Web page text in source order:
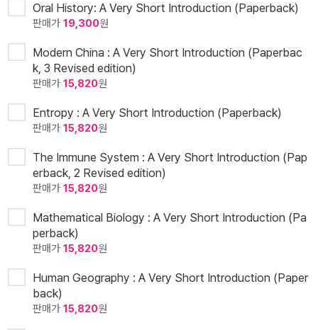
Oral History: A Very Short Introduction (Paperback)
판매가 19,300원
Modern China : A Very Short Introduction (Paperbac
k, 3 Revised edition)
판매가 15,820원
Entropy : A Very Short Introduction (Paperback)
판매가 15,820원
The Immune System : A Very Short Introduction (Pap
erback, 2 Revised edition)
판매가 15,820원
Mathematical Biology : A Very Short Introduction (Pa
perback)
판매가 15,820원
Human Geography : A Very Short Introduction (Paper
back)
판매가 15,820원